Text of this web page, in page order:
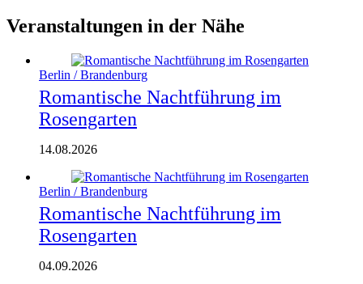
Veranstaltungen in der Nähe
Berlin / Brandenburg
Romantische Nachtführung im
Rosengarten
14.08.2026
Berlin / Brandenburg
Romantische Nachtführung im
Rosengarten
04.09.2026